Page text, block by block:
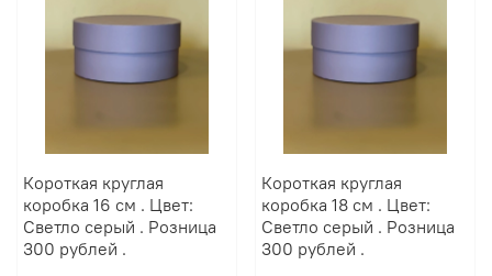
Короткая круглая
коробка 16 см . Цвет:
Светло серый . Розница
300 рублей .
Короткая круглая
коробка 18 см . Цвет:
Светло серый . Розница
300 рублей .